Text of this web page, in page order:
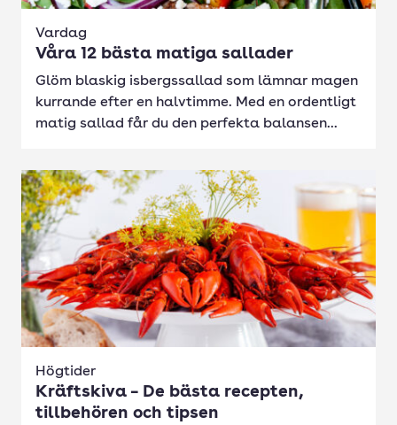
Vardag
Våra 12 bästa matiga sallader
Glöm blaskig isbergssallad som lämnar magen
kurrande efter en halvtimme. Med en ordentligt
matig sallad får du den perfekta balansen...
Högtider
Kräftskiva – De bästa recepten,
tillbehören och tipsen